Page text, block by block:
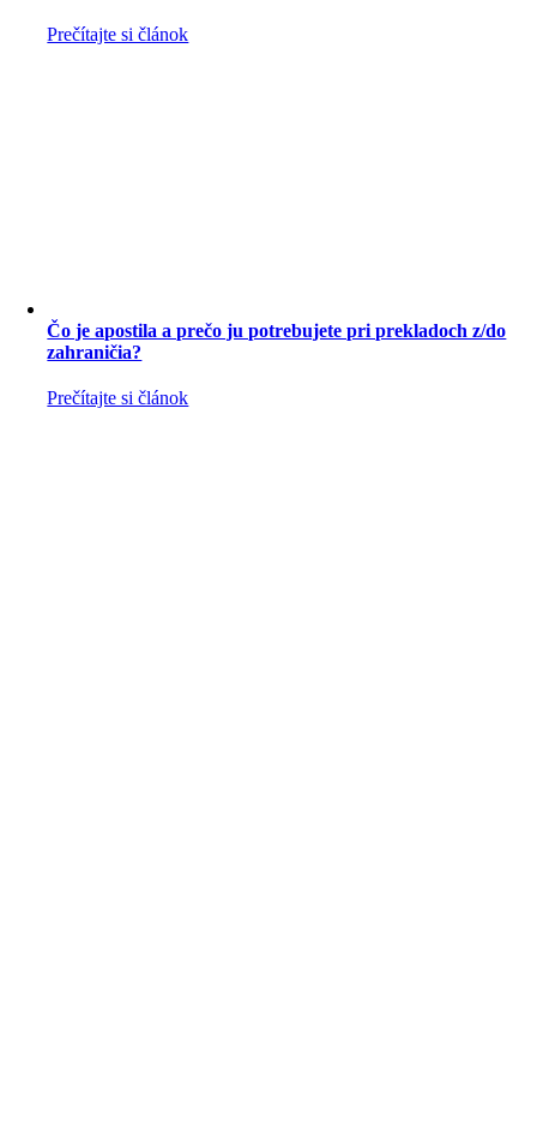
Prečítajte si článok
Čo je apostila a prečo ju potrebujete pri prekladoch z/do
zahraničia?
Prečítajte si článok